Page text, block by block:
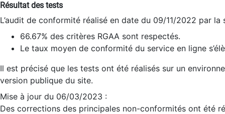
Résultat des tests
L’audit de conformité réalisé en date du 09/11/2022 par
66.67% des critères RGAA sont respectés.
Le taux moyen de conformité du service en ligne
Il est précisé que les tests ont été réalisés sur un
version publique du site.
Mise à jour du 06/03/2023 :
Des corrections des principales non-conformités ont été